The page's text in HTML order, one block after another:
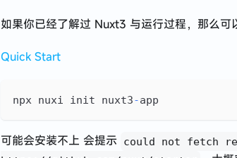
如果你已经了解过 Nuxt3 与运行过程，那么可
Quick Start
npx nuxi init nuxt3-app
可能会安装不上 会提示
could not fetch